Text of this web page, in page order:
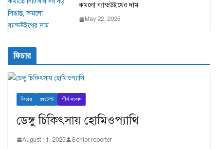
কমলো ব্যান্ডউইথের দাম
May 22, 2025
ফিচার
ফিচার লেটেস্ট শীর্ষ সংবাদ
ডেঙ্গু চিকিৎসায় হোমিওপ্যাথি
August 11, 2025 Senior reporter